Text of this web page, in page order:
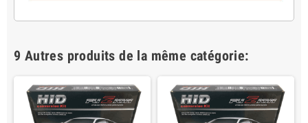
9 Autres produits de la même catégorie: